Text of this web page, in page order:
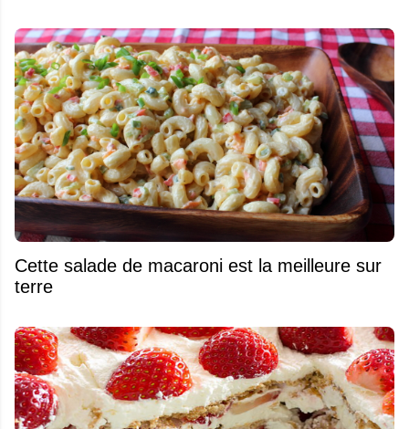
Cette salade de macaroni est la meilleure sur
terre